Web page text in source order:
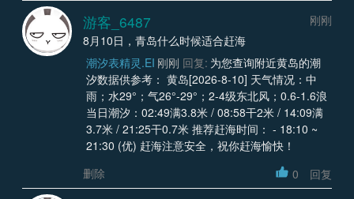
游客_6487
刚刚
8月10日，青岛什么时候适合赶海
潮汐表精灵.EI 刚刚 回复: 为您查询附近黄岛的潮
汐数据供参考： 黄岛[2026-8-10] 天气情况：中
雨；水29°；气26°-29°；2-4级东北风；0.6-1.6浪
当日潮汐：02:49满3.8米 / 08:58干2米 / 14:09满
3.7米 / 21:25干0.7米 推荐赶海时间： - 18:10 ~
21:30 (优) 赶海注意安全，祝你赶海愉快！
删除
0 回复